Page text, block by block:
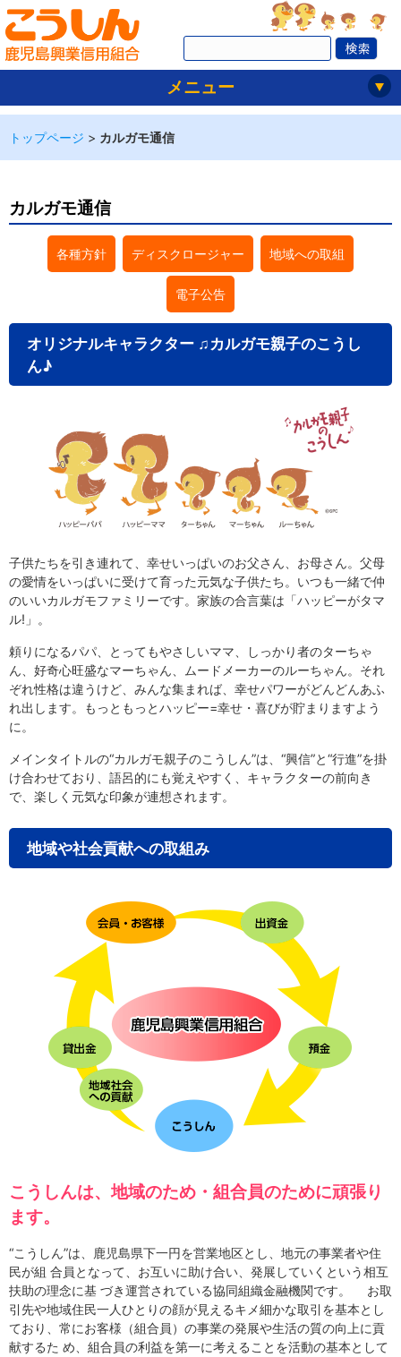
メニュー
トップページ > カルガモ通信
カルガモ通信
各種方針 ディスクロージャー 地域への取組
電子公告
オリジナルキャラクター ♫カルガモ親子のこうし
ん♪
子供たちを引き連れて、幸せいっぱいのお父さん、お母さん。父母
の愛情をいっぱいに受けて育った元気な子供たち。いつも一緒で仲
のいいカルガモファミリーです。家族の合言葉は「ハッピーがタマ
ル!」。
頼りになるパパ、とってもやさしいママ、しっかり者のターちゃ
ん、好奇心旺盛なマーちゃん、ムードメーカーのルーちゃん。それ
ぞれ性格は違うけど、みんな集まれば、幸せパワーがどんどんあふ
れ出します。もっともっとハッピー=幸せ・喜びが貯まりますよう
に。
メインタイトルの“カルガモ親子のこうしん”は、“興信”と“行進”を掛
け合わせており、語呂的にも覚えやすく、キャラクターの前向き
で、楽しく元気な印象が連想されます。
地域や社会貢献への取組み
こうしんは、地域のため・組合員のために頑張り
ます。
“こうしん”は、鹿児島県下一円を営業地区とし、地元の事業者や住
民が組 合員となって、お互いに助け合い、発展していくという相互
扶助の理念に基 づき運営されている協同組織金融機関です。 お取
引先や地域住民一人ひとりの顔が見えるキメ細かな取引を基本とし
ており、常にお客様（組合員）の事業の発展や生活の質の向上に貢
献するた め、組合員の利益を第一に考えることを活動の基本として